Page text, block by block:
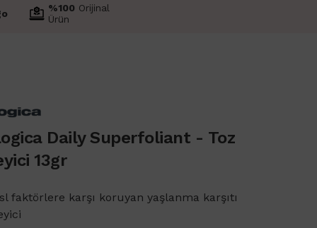
%100 Orijinal
Ürün
Daily Superfoliant - Toz
13gr
faktörlere karşı koruyan yaşlanma karşıtı